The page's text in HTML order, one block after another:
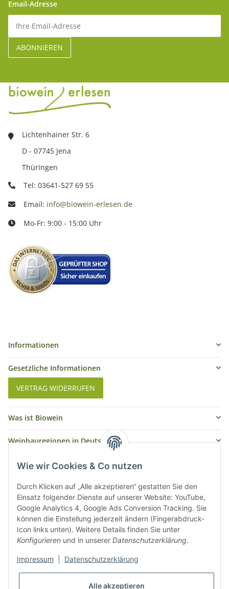
Wie wir Cookies & Co nutzen
Durch Klicken auf „Alle akzeptieren“ gestatten Sie den
Einsatz folgender Dienste auf unserer Website: YouTube,
Google Analytics 4, Google Ads Conversion Tracking. Sie
können die Einstellung jederzeit ändern (Fingerabdruck-
Icon links unten). Weitere Details finden Sie unter
Konfigurieren und in unserer Datenschutzerklärung.
Impressum Datenschutzerklärung
Alle akzeptieren
Email-Adresse
Lichtenhainer Str. 6
D - 07745 Jena
Thüringen
Tel: 03641-527 69 55
Email: info@biowein-erlesen.de
Mo-Fr: 9:00 - 15:00 Uhr
Informationen
Gesetzliche Informationen
VERTRAG WIDERRUFEN
Was ist Biowein
Weinbauregionen in Deutschland
Weinbauregionen und Weinbaugebiete in Österreich
Weiße Rebsorten
Rote Rebsorten